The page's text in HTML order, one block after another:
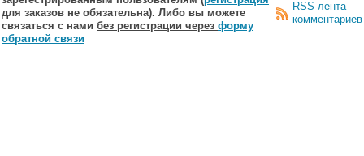
для заказов не обязательна). Либо вы можете
связаться с нами без регистрации через форму
обратной связи
RSS-лента
комментариев